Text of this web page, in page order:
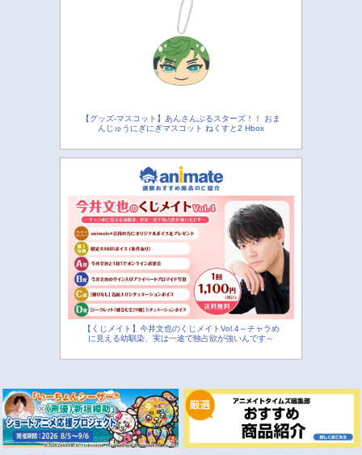
【グッズ-マスコット】あんさんぶるスターズ！！ おま
んじゅうにぎにぎマスコット ねくすと2 Hbox
【くじメイト】今井文也のくじメイトVol.4～チャラめ
に見える幼馴染、実は一途で独占欲が強いんです～